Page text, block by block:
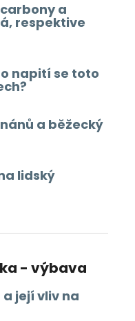
a
respektive
napití se toto
a běžecký
lidský
- výbava
její vliv na